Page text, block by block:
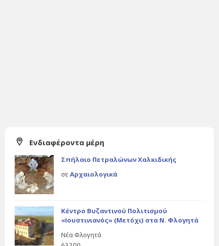
Ενδιαφέροντα μέρη
Σπήλαιο Πετραλώνων Χαλκιδικής
σε Αρχαιολογικά
Κέντρο Βυζαντινού Πολιτισμού
«Ιουστινιανός» (Μετόχι) στα Ν. Φλογητά
Νέα Φλογητά